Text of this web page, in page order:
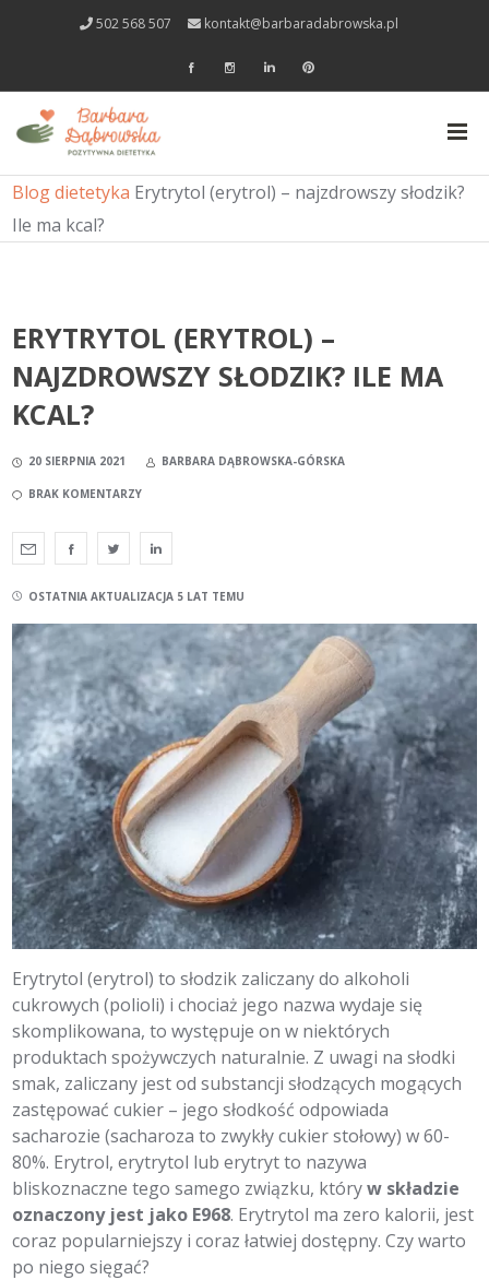
502 568 507 kontakt@barbaradabrowska.pl
Blog dietetyka Erytrytol (erytrol) – najzdrowszy słodzik?
Ile ma kcal?
ERYTRYTOL (ERYTROL) –
NAJZDROWSZY SŁODZIK? ILE MA
KCAL?
20 SIERPNIA 2021 BARBARA DĄBROWSKA-GÓRSKA
BRAK KOMENTARZY
OSTATNIA AKTUALIZACJA 5 LAT TEMU
Erytrytol (erytrol) to słodzik zaliczany do alkoholi
cukrowych (polioli) i chociaż jego nazwa wydaje się
skomplikowana, to występuje on w niektórych
produktach spożywczych naturalnie. Z uwagi na słodki
smak, zaliczany jest od substancji słodzących mogących
zastępować cukier – jego słodkość odpowiada
sacharozie (sacharoza to zwykły cukier stołowy) w 60-
80%. Erytrol, erytrytol lub erytryt to nazywa
bliskoznaczne tego samego związku, któryw składzie
oznaczony jest jako E968. Erytrytol ma zero kalorii, jest
coraz popularniejszy i coraz łatwiej dostępny. Czy warto
po niego sięgać?